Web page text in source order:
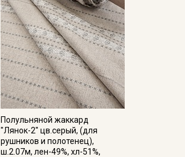
Полульняной жаккард
"Лянок-2" цв.серый, (для
рушников и полотенец),
ш.2.07м, лен-49%, хл-51%,